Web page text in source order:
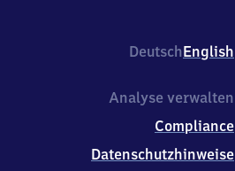
DeutschEnglish
Analyse verwalten
Compliance
Datenschutzhinweise